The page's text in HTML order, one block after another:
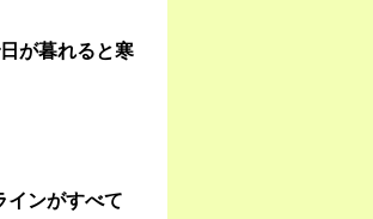
が暮れると寒
インがすべて